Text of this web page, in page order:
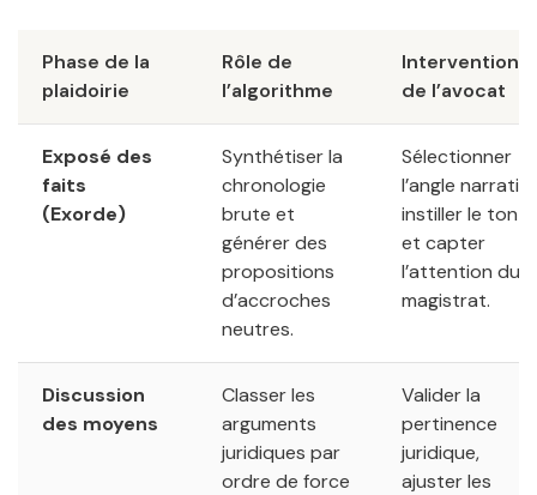
Phase de la
plaidoirie
Rôle de
l’algorithme
Intervention
de l’avocat
Exposé des
faits
(Exorde)
Synthétiser la
chronologie
brute et
générer des
propositions
d’accroches
neutres.
Sélectionner
l’angle narratif,
instiller le ton
et capter
l’attention du
magistrat.
Discussion
des moyens
Classer les
arguments
juridiques par
ordre de force
Valider la
pertinence
juridique,
ajuster les